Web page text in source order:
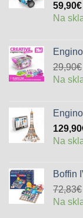
59,90€
Na
29,90€
Na
129,90
Na
Boffin
72,83€
Na